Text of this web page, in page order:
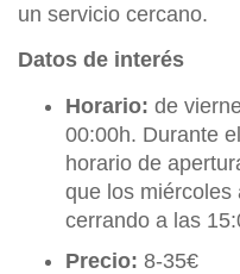
un servicio cercano.
Datos de interés
Horario: de
00:00h. Durante
horario de
que los miércoles
cerrando a las
Precio: 8-35€